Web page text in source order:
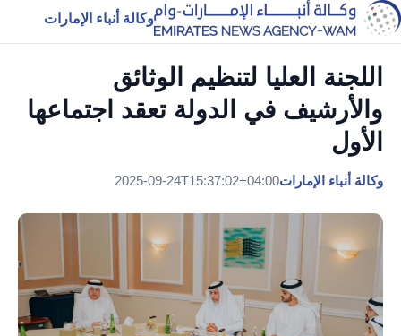
وكالة أنباء الإمارات
اللجنة العليا لتنظيم الوثائق
والأرشيف في الدولة تعقد اجتماعها
الأول
وكالة أنباء الإمارات2025-09-24T15:37:02+04:00